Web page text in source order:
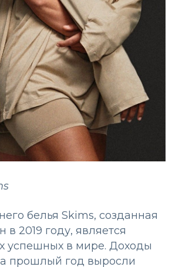
белья Skims, созданная
2019 году, является
успешных в мире. Доходы
прошлый год выросли